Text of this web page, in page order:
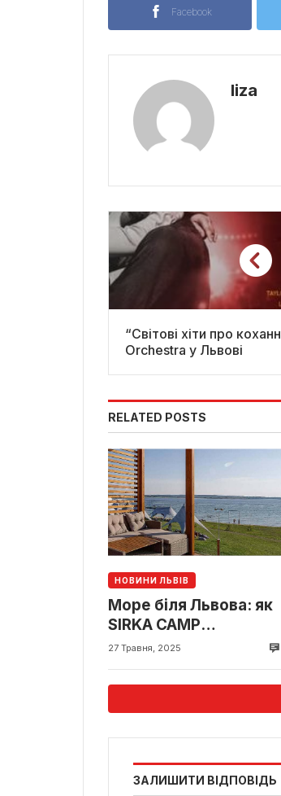
Facebook
liza
“Світові хіти про кохання”
Orchestra у Львові
RELATED POSTS
НОВИНИ ЛЬВІВ
Море біля Львова: як
SIRKA CAMP
перетворює
відпочинку
27 Травня, 2025
ЗАЛИШИТИ ВІДПОВІДЬ